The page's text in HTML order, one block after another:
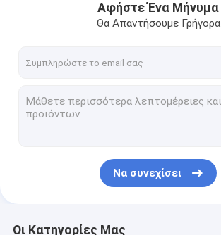
Αφήστε Ένα Μήνυμα
Θα Απαντήσουμε Γρήγορα
Να συνεχίσει
Οι Κατηγορίες Μας